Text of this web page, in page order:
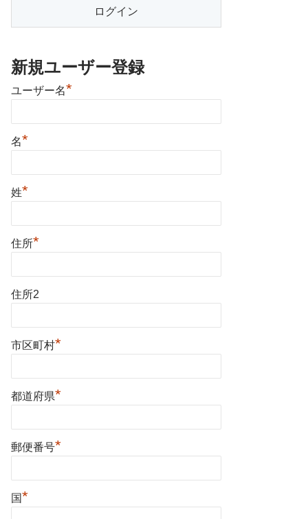
新規ユーザー登録
ユーザー名*
名*
姓*
住所*
住所2
市区町村*
都道府県*
郵便番号*
国*